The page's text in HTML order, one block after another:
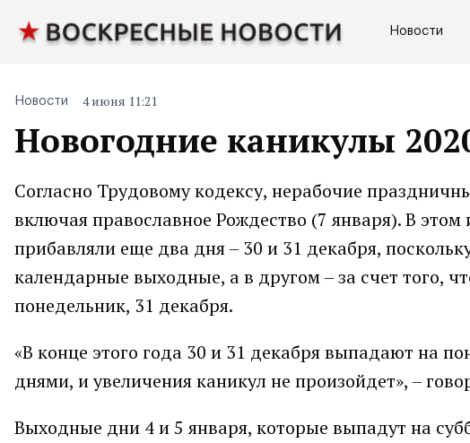
Новости
Новогодние каникулы
Новости 4 июня 11:21
Согласно Трудовому кодексу, нерабочие
включая православное Рождество (7 января). В
прибавляли еще два дня – 30 и 31 декабря,
календарные выходные, а в другом – за счет того,
понедельник, 31 декабря.
«В конце этого года 30 и 31 декабря выпадают на
днями, и увеличения каникул не произойдет», –
Выходные дни 4 и 5 января, которые выпадут на